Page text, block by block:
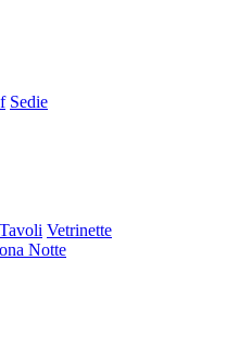
Sedie
Tavoli Vetrinette
Notte